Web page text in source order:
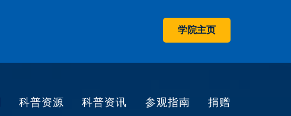
学院主页
科普资源 科普资讯 参观指南 捐赠